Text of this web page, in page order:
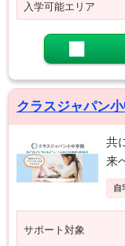
入学可能エリア
クラスジャパン
共
来
自
サポート対象